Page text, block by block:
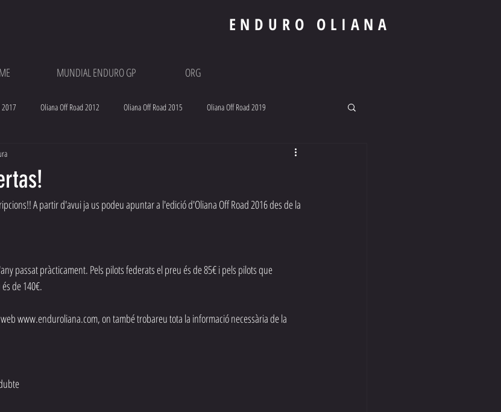
ENDURO OLIANA
MUNDIAL ENDURO GP ORG
2017 Oliana Off Road 2012 Oliana Off Road 2015 Oliana Off Road 2019
A partir d'avui ja us podeu apuntar a l'edició d'Oliana Off Road 2016 des de la
passat pràcticament. Pels pilots federats el preu és de 85€ i pels pilots que
de 140€.
www.enduroliana.com, on també trobareu tota la informació necessària de la